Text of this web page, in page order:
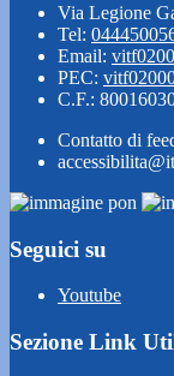
Via Legione
Tel:
Email:
PEC:
C.F.:
Contatto di
Seguici su
Youtube
Sezione Link